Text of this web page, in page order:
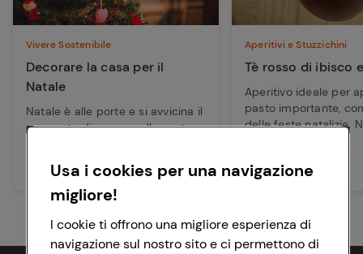
Vivere Sostenibile
Decorare la casa per il
Natale
Natale è alle porte e si avvicina il
momento di creare nelle nostre
Leggi articolo
Aperitivi e Stuzzichini
Tè rosso di ibisco
Aperitivo ideale per
pasto importante,
delle feste natalizie.
Leggi articolo
Usa i cookies per una navigazione
migliore!
I cookie ti offrono una migliore esperienza di
navigazione sul nostro sito e ci permettono di